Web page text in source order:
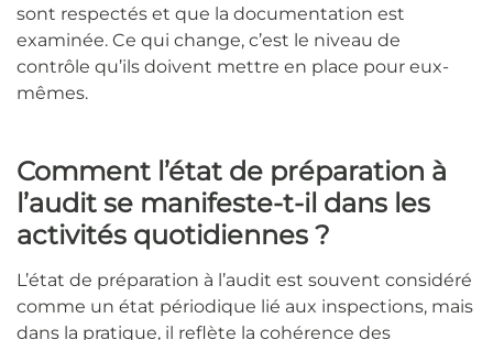
sont respectés et que la documentation est
examinée. Ce qui change, c’est le niveau de
contrôle qu’ils doivent mettre en place pour eux-
mêmes.
Comment l’état de préparation à
l’audit se manifeste-t-il dans les
activités quotidiennes ?
L’état de préparation à l’audit est souvent considéré
comme un état périodique lié aux inspections, mais
dans la pratique, il reflète la cohérence des